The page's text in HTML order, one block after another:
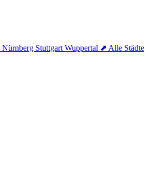
Nürnberg Stuttgart Wuppertal ⬈ Alle Städte